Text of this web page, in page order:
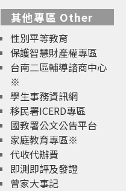
其他專區 Other
性別平等教育
保護智慧財產權專區
台南二區輔導諮商中心
※
學生事務資訊網
移民署ICERD專區
國教署公文公告平台
家庭教育專區※
代收代辦費
即測即評及發證
曾家大事記